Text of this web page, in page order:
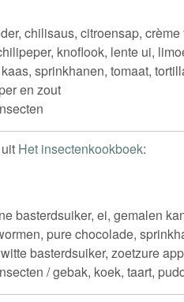
chilisaus, citroensap,
knoflook, lente ui,
sprinkhanen, tomaat,
en zout
Het insectenkookboek:
basterdsuiker, ei, gemalen
pure chocolade,
basterdsuiker, zoetzure
/ gebak, koek, taart,